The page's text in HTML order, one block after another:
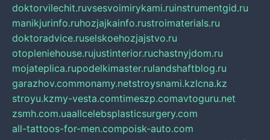
doktorvilechit.ruvsesvoimirykami.ruinstrumentgid.ru
manikjurinfo.ruhozjajkainfo.rustroimaterials.ru
doktoradvice.ruselskoehozjajstvo.ru
otopleniehouse.rujustinterior.ruchastnyjdom.ru
mojateplica.rupodelkimaster.rulandshaftblog.ru
garazhov.commonamy.netstroysnami.kzlcna.kz
stroyu.kzmy-vesta.comtimeszp.comavtoguru.net
zsmh.com.uaallcelebsplasticsurgery.com
all-tattoos-for-men.compoisk-auto.com